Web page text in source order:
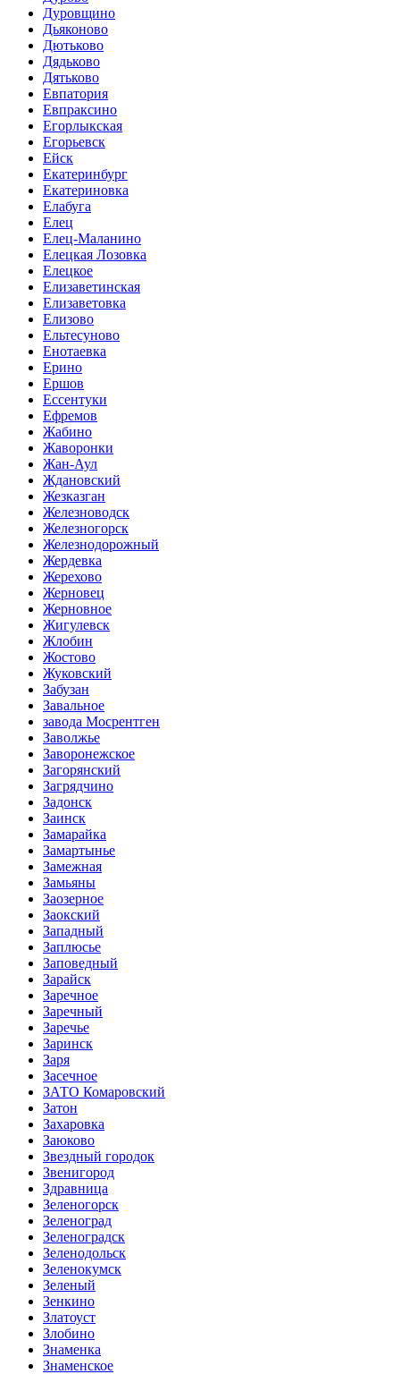
Дуровщино
Дьяконово
Дютьково
Дядьково
Дятьково
Евпатория
Евпраксино
Егорлыкская
Егорьевск
Ейск
Екатеринбург
Екатериновка
Елабуга
Елец
Елец-Маланино
Елецкая Лозовка
Елецкое
Елизаветинская
Елизаветовка
Елизово
Ельтесуново
Енотаевка
Ерино
Ершов
Ессентуки
Ефремов
Жабино
Жаворонки
Жан-Аул
Ждановский
Жезказган
Железноводск
Железногорск
Железнодорожный
Жердевка
Жерехово
Жерновец
Жерновное
Жигулевск
Жлобин
Жостово
Жуковский
Забузан
Завальное
завода Мосрентген
Заволжье
Заворонежское
Загорянский
Загрядчино
Задонск
Заинск
Замарайка
Замартынье
Замежная
Замьяны
Заозерное
Заокский
Западный
Заплюсье
Заповедный
Зарайск
Заречное
Заречный
Заречье
Заринск
Заря
Засечное
ЗАТО Комаровский
Затон
Захаровка
Заюково
Звездный городок
Звенигород
Здравница
Зеленогорск
Зеленоград
Зеленоградск
Зеленодольск
Зеленокумск
Зеленый
Зенкино
Златоуст
Злобино
Знаменка
Знаменское